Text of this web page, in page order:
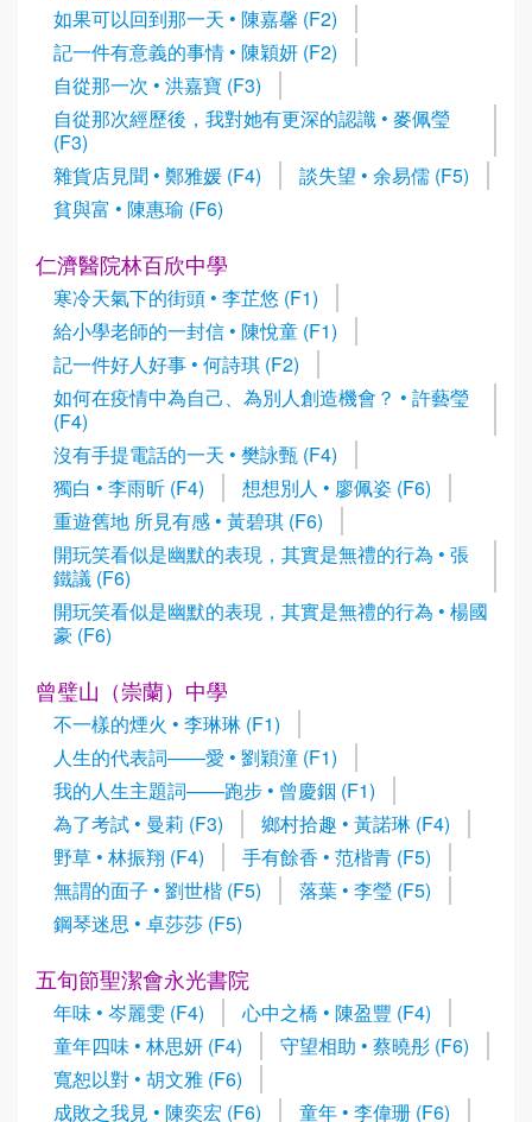
如果可以回到那一天 • 陳嘉馨 (F2)
記一件有意義的事情 • 陳穎妍 (F2)
自從那一次 • 洪嘉寶 (F3)
自從那次經歷後，我對她有更深的認識 • 麥佩瑩
(F3)
雜貨店見聞 • 鄭雅媛 (F4)
談失望 • 余易儒 (F5)
貧與富 • 陳惠瑜 (F6)
仁濟醫院林百欣中學
寒冷天氣下的街頭 • 李芷悠 (F1)
給小學老師的一封信 • 陳悅童 (F1)
記一件好人好事 • 何詩琪 (F2)
如何在疫情中為自己、為別人創造機會？ • 許藝瑩
(F4)
沒有手提電話的一天 • 樊詠甄 (F4)
獨白 • 李雨昕 (F4)
想想別人 • 廖佩姿 (F6)
重遊舊地 所見有感 • 黃碧琪 (F6)
開玩笑看似是幽默的表現，其實是無禮的行為 • 張
鐵議 (F6)
開玩笑看似是幽默的表現，其實是無禮的行為 • 楊國
豪 (F6)
曾璧山（崇蘭）中學
不一樣的煙火 • 李琳琳 (F1)
人生的代表詞——愛 • 劉穎潼 (F1)
我的人生主題詞——跑步 • 曾慶銦 (F1)
為了考試 • 曼莉 (F3)
鄉村拾趣 • 黃諾琳 (F4)
野草 • 林振翔 (F4)
手有餘香 • 范楷青 (F5)
無謂的面子 • 劉世楷 (F5)
落葉 • 李瑩 (F5)
鋼琴迷思 • 卓莎莎 (F5)
五旬節聖潔會永光書院
年味 • 岑麗雯 (F4)
心中之橋 • 陳盈豐 (F4)
童年四味 • 林思妍 (F4)
守望相助 • 蔡曉彤 (F6)
寬恕以對 • 胡文雅 (F6)
成敗之我見 • 陳奕宏 (F6)
童年 • 李偉珊 (F6)